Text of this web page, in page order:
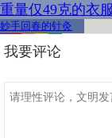
重量仅49克的衣服
妙手回春的针灸